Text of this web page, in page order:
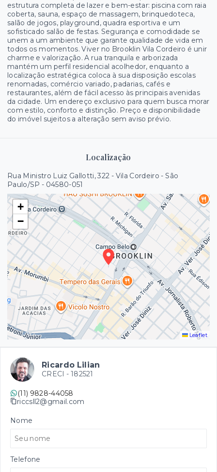
estrutura completa de lazer e bem-estar: piscina com raia
coberta, sauna, espaço de massagem, brinquedoteca,
salão de jogos, playground, quadra esportiva e um
sofisticado salão de festas. Segurança e comodidade se
unem a um ambiente que garante qualidade de vida em
todos os momentos. Viver no Brooklin Vila Cordeiro é unir
charme e valorização. A rua tranquila e arborizada
mantém um perfil residencial acolhedor, enquanto a
localização estratégica coloca à sua disposição escolas
renomadas, comércio variado, padarias, cafés e
restaurantes, além de fácil acesso às principais avenidas
da cidade. Um endereço exclusivo para quem busca morar
com estilo, conforto e distinção. Preço e disponibilidade
do imóvel sujeitos a alteração sem aviso prévio.
Localização
Rua Ministro Luiz Gallotti, 322 - Vila Cordeiro - São
Paulo/SP - 04580-051
+
−
Leaflet
Ricardo Lilian
CRECI - 182521
(11) 9828-44058
riccsll2@gmail.com
Nome
Telefone